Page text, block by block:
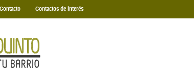
Contacto Contactos de interés